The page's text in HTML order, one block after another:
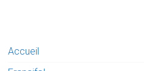
Accueil